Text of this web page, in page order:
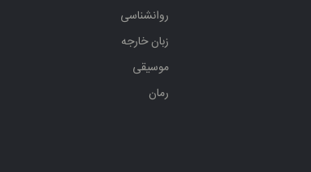
روانشناسی
زبان خارجه
موسیقی
رمان